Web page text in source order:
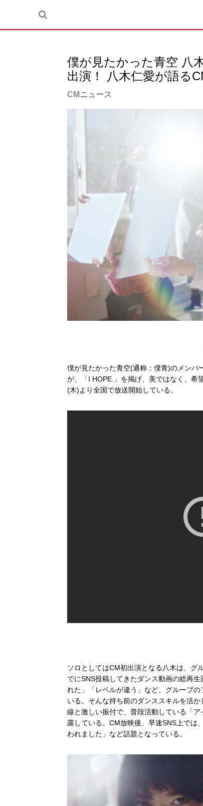
僕が見たかった青空 八
出演！ 八木仁愛が語る
CMニュース
僕が見たかった青空(通称：僕青)のメンバ
が、「I HOPE.」を掲げ、美ではなく、希
(木)より全国で放送開始している。
ソロとしてはCM初出演となる八木は、グ
でにSNS投稿してきたダンス動画の総再
れた」「レベルが違う」など、グループ
いる。そんな持ち前のダンススキルを活
線と激しい振付で、普段活動している「
露している。CM放映後、早速SNS上では
われました」など話題となっている。